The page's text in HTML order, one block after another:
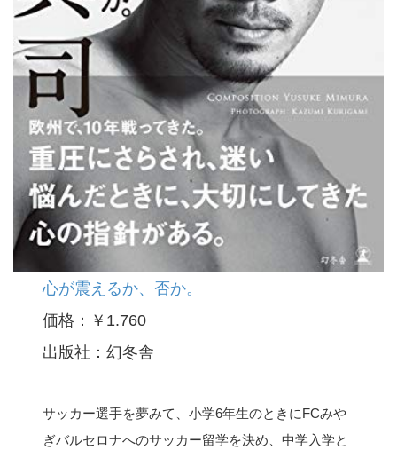
心が震えるか、否か。
価格：￥1.760
出版社：幻冬舎
サッカー選手を夢みて、小学6年生のときにFCみや
ぎバルセロナへのサッカー留学を決め、中学入学と